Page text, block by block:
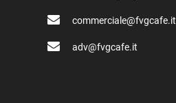
commerciale@fvgcafe.it
adv@fvgcafe.it